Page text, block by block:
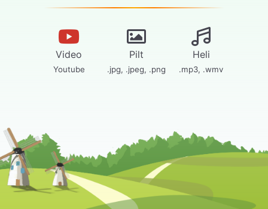
Video Pilt Heli
Youtube .jpg, .jpeg, .png .mp3, .wmv